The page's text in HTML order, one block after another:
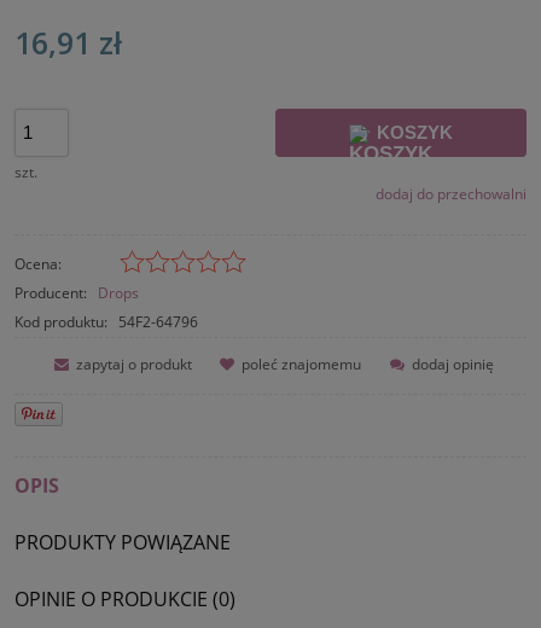
16,91 zł
szt.
KOSZYK
dodaj do przechowalni
Ocena:
Producent:
Drops
Kod produktu:
54F2-64796
zapytaj o produkt poleć znajomemu dodaj opinię
OPIS
PRODUKTY POWIĄZANE
OPINIE O PRODUKCIE (0)